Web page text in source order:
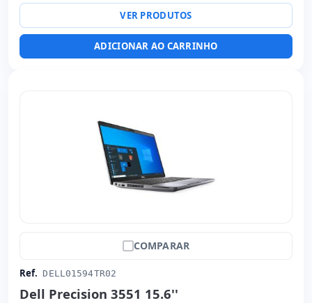
Específico laptop: Layout do teclado Internacional
(adesivos espanhol) · Teclado numérico
Dimensões: 35x23x1.8 cm.
1.90 Kg.
VER PRODUTOS
ADICIONAR AO CARRINHO
COMPARAR
Ref. DELL01594TR02
Dell Precision 3551 15.6''